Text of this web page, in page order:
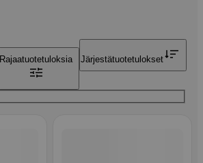
Rajaatuotetuloksia Järjestätuotetulokset